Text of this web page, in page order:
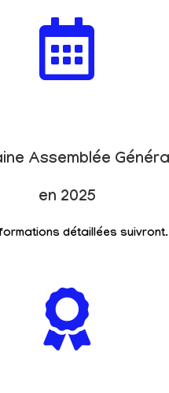
Assemblée
en 2025
détaillées suivront.